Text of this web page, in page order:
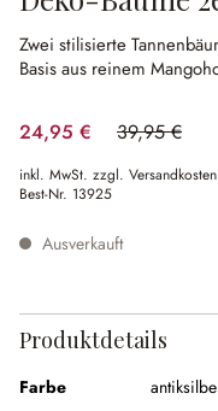
Zwei stilisierte
Basis aus reinem
24,95 € 39,95 €
(37.55%
inkl. MwSt. zzgl. Versandkosten
Best-Nr. 13925
Ausverkauft
Produktdetails
Farbe